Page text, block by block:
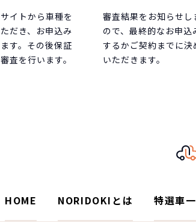
イトから車種を
だき、お申込み
す。その後保証
査を行います。
審査結果をお知らせし
ので、最終的なお申込
するかご契約までに決
いただきます。
HOME NORIDOKIとは 特選車